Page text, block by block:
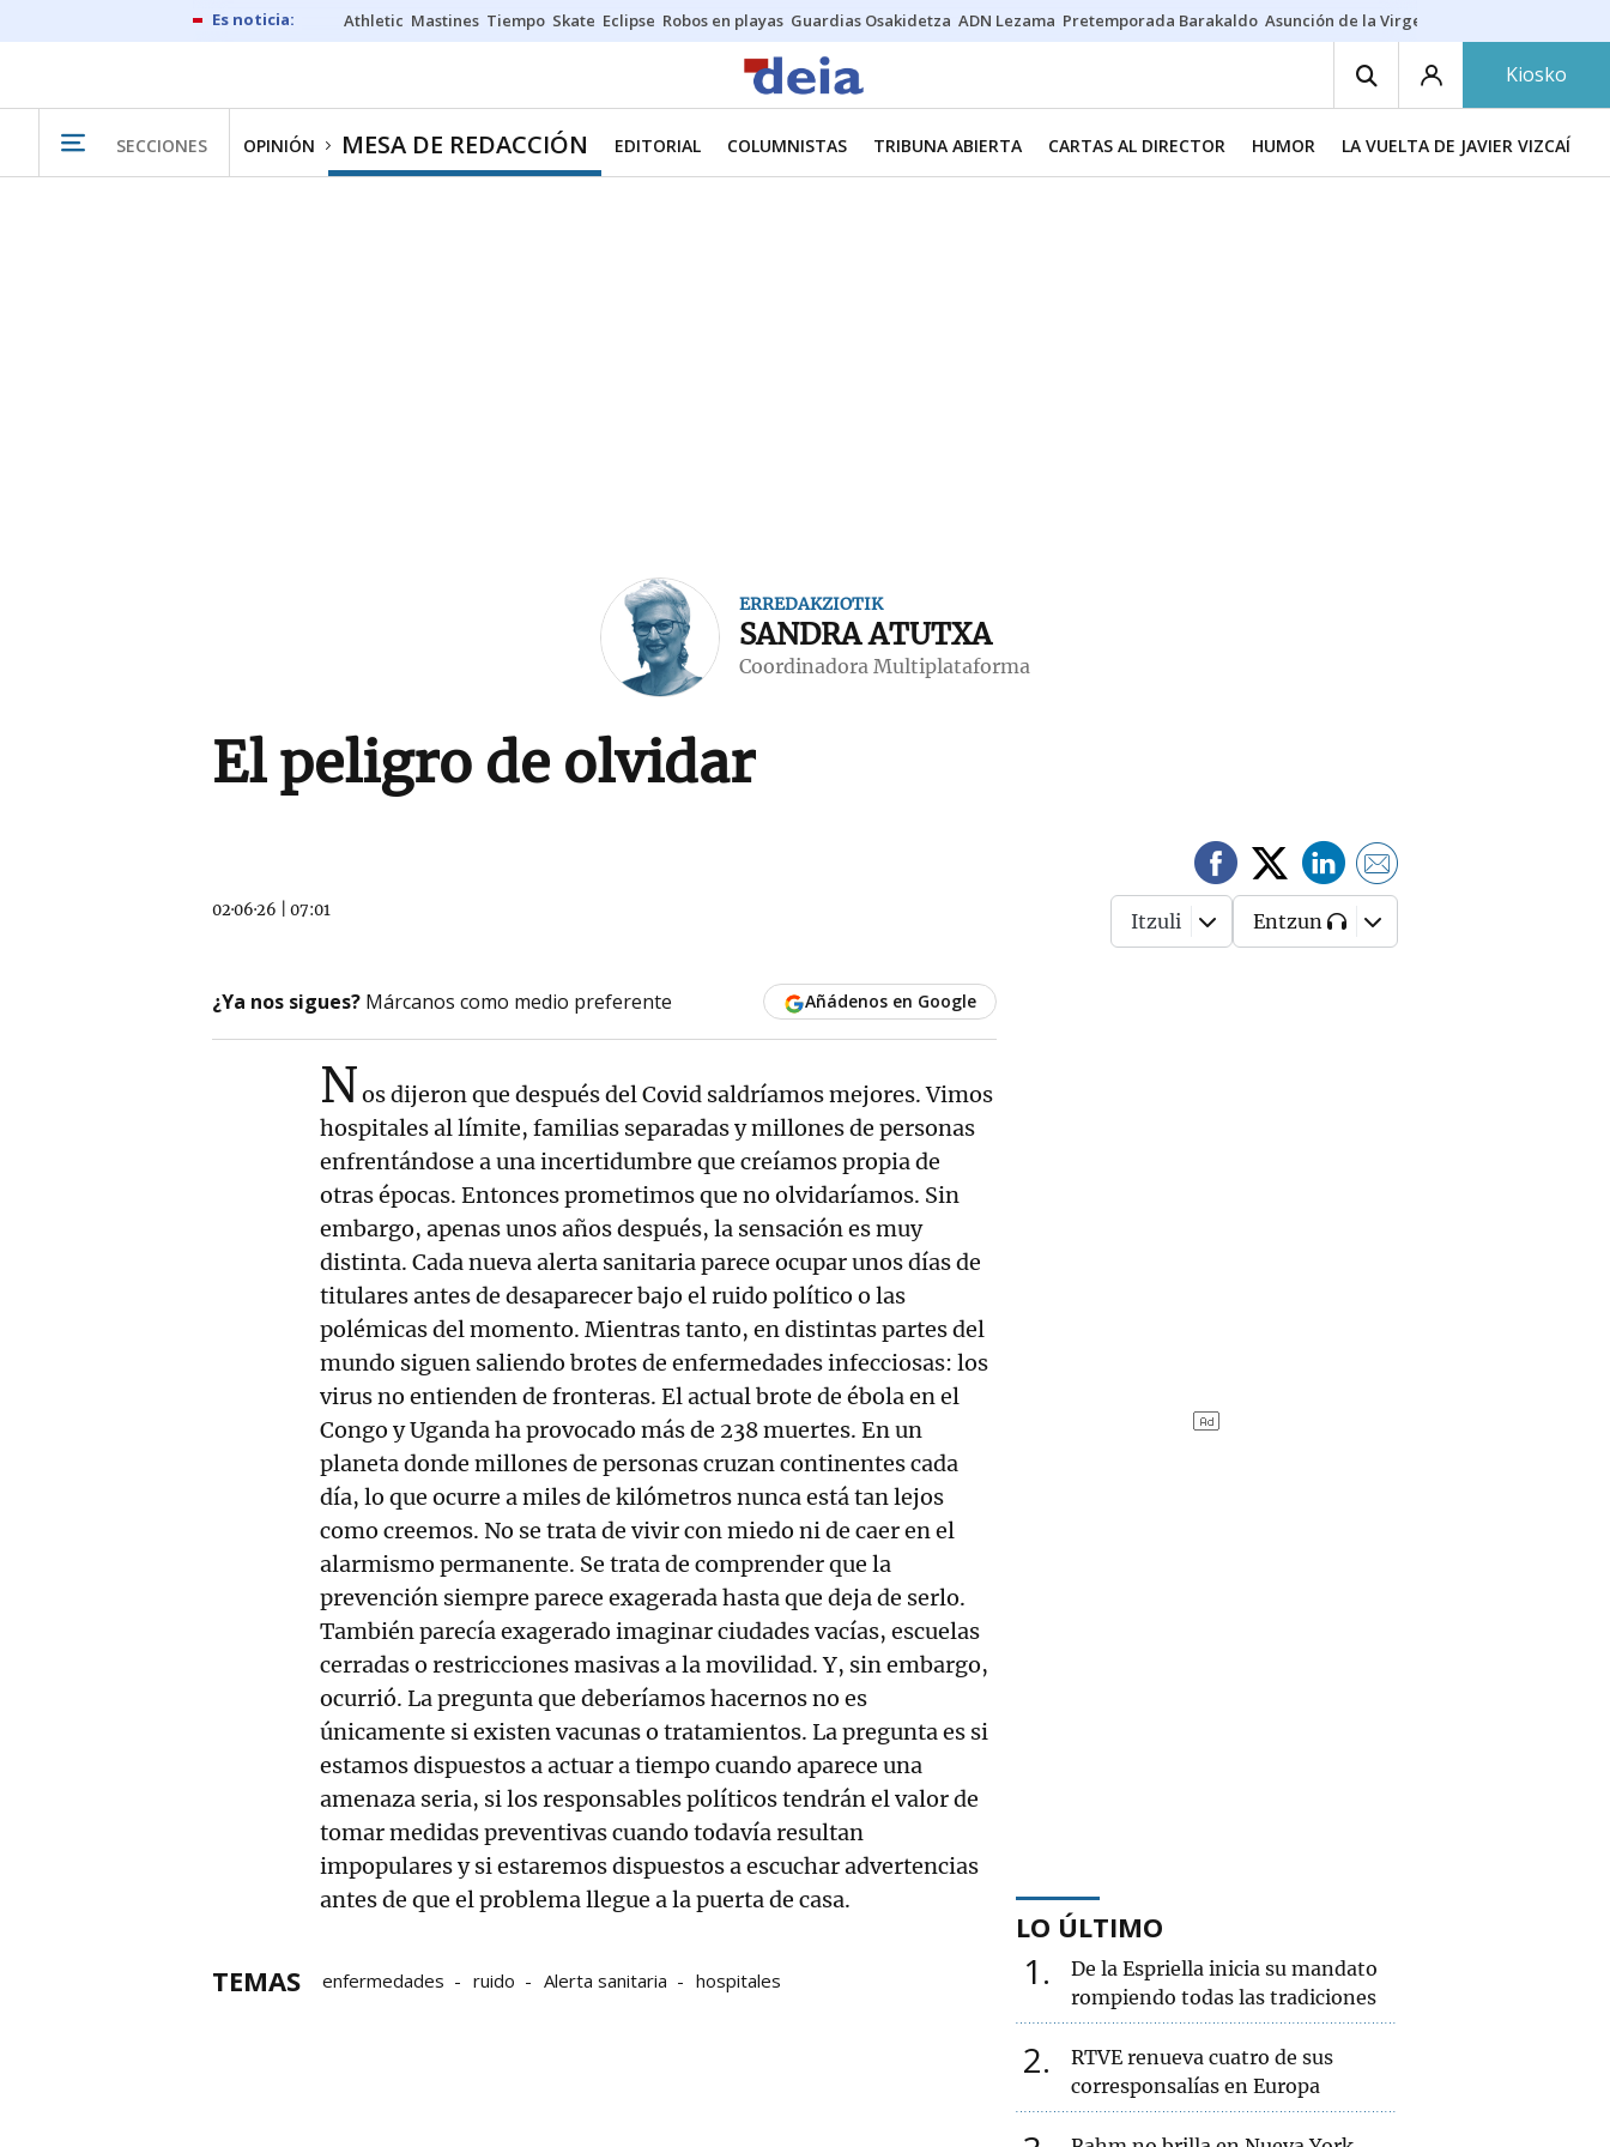
Athletic Mastines Tiempo Skate Eclipse Robos en playas Guardias Osakidetza ADN Lezama Pretemporada Barakaldo Asunción de la Virgen
Kiosko
SECCIONES OPINIÓN MESA DE REDACCIÓN EDITORIAL COLUMNISTAS TRIBUNA ABIERTA CARTAS AL DIRECTOR HUMOR LA VUELTA DE JAVIER VIZCAÍNO
ERREDAKZIOTIK
SANDRA ATUTXA
Coordinadora Multiplataforma
El peligro de olvidar
02·06·26 07:01 Itzuli Entzun
¿Ya nos sigues? Márcanos como medio preferente Añádenos en Google
Nos dijeron que después del Covid saldríamos mejores. Vimos
hospitales al límite, familias separadas y millones de personas
enfrentándose a una incertidumbre que creíamos propia de
otras épocas. Entonces prometimos que no olvidaríamos. Sin
embargo, apenas unos años después, la sensación es muy
distinta. Cada nueva alerta sanitaria parece ocupar unos días de
titulares antes de desaparecer bajo el ruido político o las
polémicas del momento. Mientras tanto, en distintas partes del
mundo siguen saliendo brotes de enfermedades infecciosas: los
virus no entienden de fronteras. El actual brote de ébola en el
Congo y Uganda ha provocado más de 238 muertes. En un
planeta donde millones de personas cruzan continentes cada
día, lo que ocurre a miles de kilómetros nunca está tan lejos
como creemos. No se trata de vivir con miedo ni de caer en el
alarmismo permanente. Se trata de comprender que la
prevención siempre parece exagerada hasta que deja de serlo.
También parecía exagerado imaginar ciudades vacías, escuelas
cerradas o restricciones masivas a la movilidad. Y, sin embargo,
ocurrió. La pregunta que deberíamos hacernos no es
únicamente si existen vacunas o tratamientos. La pregunta es si
estamos dispuestos a actuar a tiempo cuando aparece una
amenaza seria, si los responsables políticos tendrán el valor de
tomar medidas preventivas cuando todavía resultan
impopulares y si estaremos dispuestos a escuchar advertencias
antes de que el problema llegue a la puerta de casa.
TEMAS enfermedades ruido Alerta sanitaria hospitales
LO ÚLTIMO
1
De la Espriella inicia su mandato
rompiendo todas las tradiciones
2
RTVE renueva cuatro de sus
corresponsalías en Europa